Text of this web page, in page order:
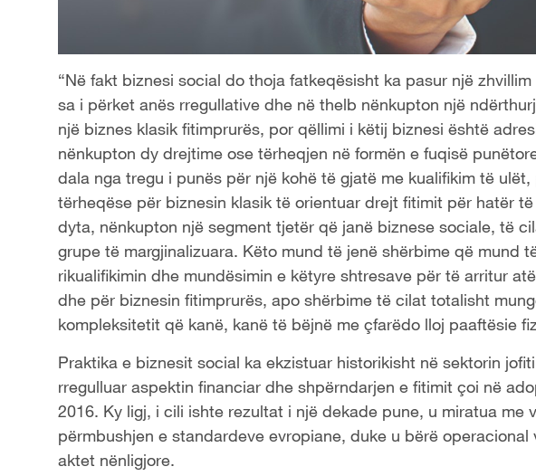
“Në fakt biznesi social do thoja fatkeqësisht ka pasur një
sa i përket anës rregullative dhe në thelb nënkupton një
një biznes klasik fitimprurës, por qëllimi i këtij biznesi është
nënkupton dy drejtime ose tërheqjen në formën e fuqisë
dala nga tregu i punës për një kohë të gjatë me kualifikim të
tërheqëse për biznesin klasik të orientuar drejt fitimit për hatër
dyta, nënkupton një segment tjetër që janë biznese sociale, të
grupe të margjinalizuara. Këto mund të jenë shërbime që mund
rikualifikimin dhe mundësimin e këtyre shtresave për të arritur
dhe për biznesin fitimprurës, apo shërbime të cilat totalisht
kompleksitetit që kanë, kanë të bëjnë me çfarëdo lloj paaftësie
Praktika e biznesit social ka ekzistuar historikisht në sektorin
rregulluar aspektin financiar dhe shpërndarjen e fitimit çoi në
2016. Ky ligj, i cili ishte rezultat i një dekade pune, u miratua me
përmbushjen e standardeve evropiane, duke u bërë
aktet nënligjore.